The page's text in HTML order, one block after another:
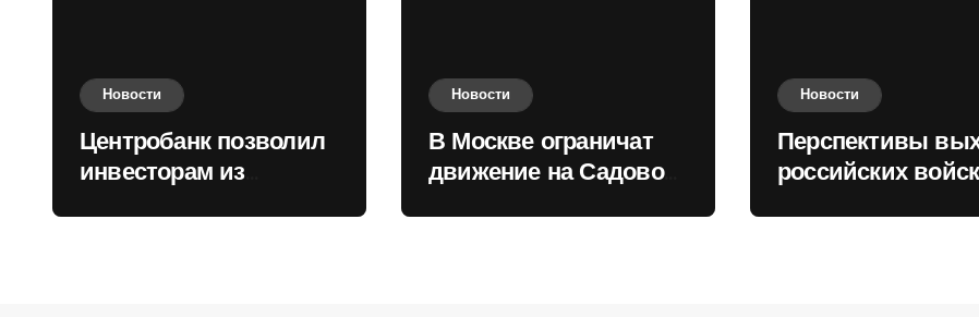
Новости
Центробанк позволил
инвесторам из
Новости
В Москве ограничат
движение на Садовом
Новости
Перспективы
российских